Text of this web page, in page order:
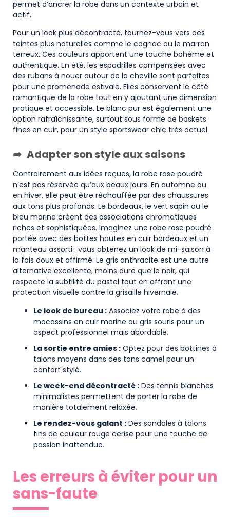
permet d’ancrer la robe dans un contexte urbain et
actif.
Pour un look plus décontracté, tournez-vous vers des
teintes plus naturelles comme le cognac ou le marron
terreux. Ces couleurs apportent une touche bohème et
authentique. En été, les espadrilles compensées avec
des rubans à nouer autour de la cheville sont parfaites
pour une promenade estivale. Elles conservent le côté
romantique de la robe tout en y ajoutant une dimension
pratique et accessible. Le blanc pur est également une
option rafraîchissante, surtout sous forme de baskets
fines en cuir, pour un style sportswear chic très actuel.
Adapter son style aux saisons
Contrairement aux idées reçues, la robe rose poudré
n’est pas réservée qu’aux beaux jours. En automne ou
en hiver, elle peut être réchauffée par des chaussures
aux tons plus profonds. Le bordeaux, le vert sapin ou le
bleu marine créent des associations chromatiques
riches et sophistiquées. Imaginez une robe rose poudré
portée avec des bottes hautes en cuir bordeaux et un
manteau assorti : vous obtenez un look de mi-saison à
la fois doux et affirmé. Le gris anthracite est une autre
alternative excellente, moins dure que le noir, qui
respecte la subtilité du pastel tout en offrant une
protection visuelle contre la grisaille hivernale.
Le look de bureau : Associez votre robe à des
mocassins en cuir marine ou gris souris pour un
aspect professionnel mais abordable.
La sortie entre amies : Optez pour des bottines à
talons moyens dans des tons camel pour un
confort stylé.
Le week-end décontracté : Des tennis blanches
minimalistes permettent de porter la robe de
manière totalement relaxée.
Le rendez-vous galant : Des sandales à talons
fins de couleur rouge cerise pour une touche de
passion inattendue.
Les erreurs à éviter pour un
sans-faute